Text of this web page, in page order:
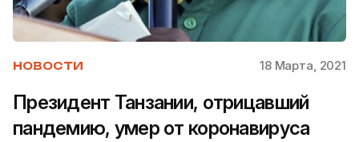
НОВОСТИ 18 Марта, 2021
Президент Танзании, отрицавший
пандемию, умер от коронавируса